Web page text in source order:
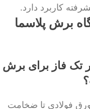
برش پلاسما
برش پلاسما ۶۰ آمپر تک فاز برای برش
ورق فولادی تا ضخامت